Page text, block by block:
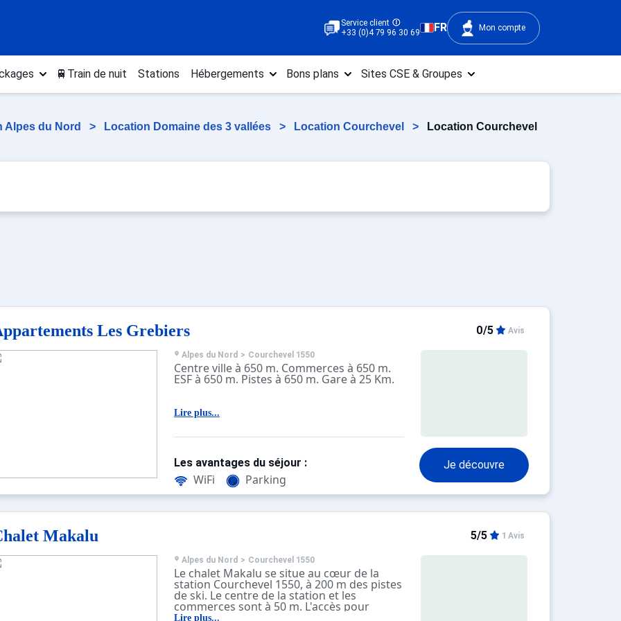
Service client
+33 (0)4 79 96 30 69
FR Mon compte
🚆Train de nuit Stations Hébergements Bons plans Sites CSE & Groupes
Alpes du Nord > Location Domaine des 3 vallées > Location Courchevel > Location Courchevel
Les Grebiers 0/5 Avis
Alpes du Nord > Courchevel 1550
Centre ville à 650 m. Commerces à 650 m.
ESF à 650 m. Pistes à 650 m. Gare à 25 Km.
Lire plus...
Je découvre
Les avantages du séjour :
WiFi Parking
Makalu 5/5 1 Avis
Alpes du Nord > Courchevel 1550
Le chalet Makalu se situe au cœur de la
station Courchevel 1550, à 200 m des pistes
de ski. Le centre de la station et les
commerces sont à 50 m. L'accès pour
piétons à Courchevel 1850 s'effectue grâce
Lire plus...